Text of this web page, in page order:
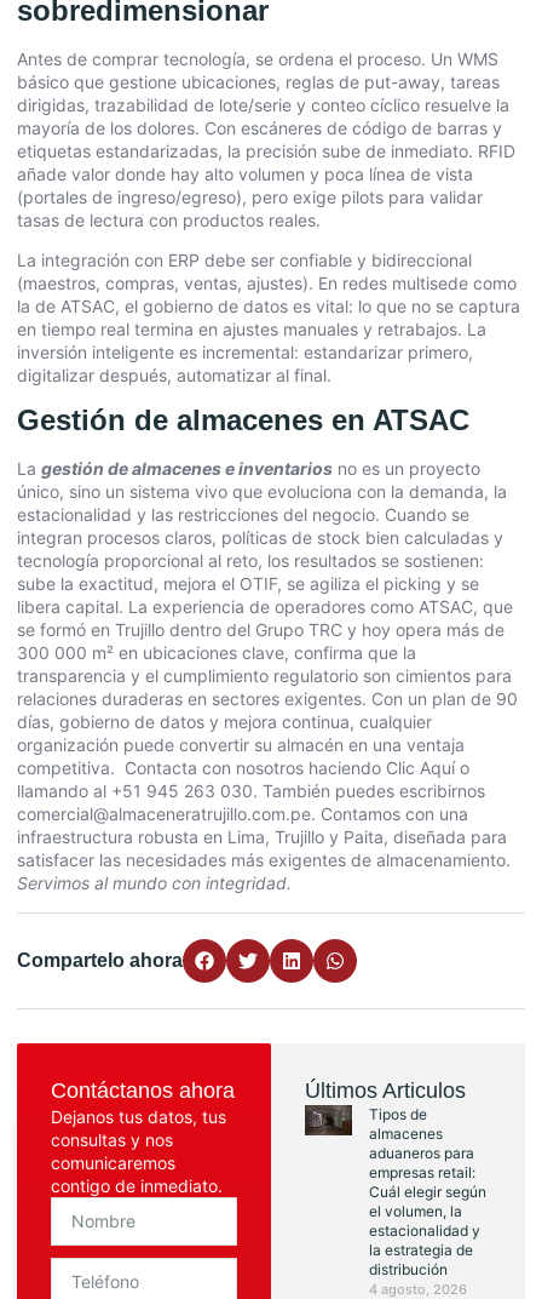
sobredimensionar
Antes de comprar tecnología, se ordena el proceso. Un WMS
básico que gestione ubicaciones, reglas de put-away, tareas
dirigidas, trazabilidad de lote/serie y conteo cíclico resuelve la
mayoría de los dolores. Con escáneres de código de barras y
etiquetas estandarizadas, la precisión sube de inmediato. RFID
añade valor donde hay alto volumen y poca línea de vista
(portales de ingreso/egreso), pero exige pilots para validar
tasas de lectura con productos reales.
La integración con ERP debe ser confiable y bidireccional
(maestros, compras, ventas, ajustes). En redes multisede como
la de ATSAC, el gobierno de datos es vital: lo que no se captura
en tiempo real termina en ajustes manuales y retrabajos. La
inversión inteligente es incremental: estandarizar primero,
digitalizar después, automatizar al final.
Gestión de almacenes en ATSAC
La gestión de almacenes e inventarios no es un proyecto
único, sino un sistema vivo que evoluciona con la demanda, la
estacionalidad y las restricciones del negocio. Cuando se
integran procesos claros, políticas de stock bien calculadas y
tecnología proporcional al reto, los resultados se sostienen:
sube la exactitud, mejora el OTIF, se agiliza el picking y se
libera capital. La experiencia de operadores como ATSAC, que
se formó en Trujillo dentro del Grupo TRC y hoy opera más de
300 000 m² en ubicaciones clave, confirma que la
transparencia y el cumplimiento regulatorio son cimientos para
relaciones duraderas en sectores exigentes. Con un plan de 90
días, gobierno de datos y mejora continua, cualquier
organización puede convertir su almacén en una ventaja
competitiva. Contacta con nosotros haciendo Clic Aquío
llamando al +51 945 263 030. También puedes escribirnos
comercial@almaceneratrujillo.com.pe. Contamos con una
infraestructura robusta en Lima, Trujillo y Paita, diseñada para
satisfacer las necesidades más exigentes de almacenamiento.
Servimos al mundo con integridad.
Compartelo ahora
Contáctanos ahora
Dejanos tus datos, tus
consultas y nos
comunicaremos
contigo de inmediato.
Últimos Articulos
Tipos de
almacenes
aduaneros para
empresas retail:
Cuál elegir según
el volumen, la
estacionalidad y
la estrategia de
distribución
4 agosto, 2026